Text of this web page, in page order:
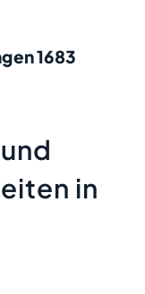
1683
in